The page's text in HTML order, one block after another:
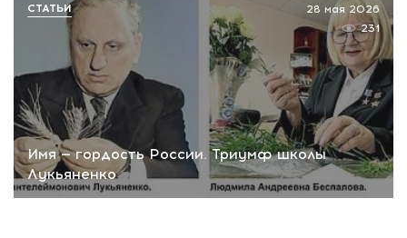
Имя — гордость России. Триумф школы
Лукьяненко
28 мая 2026
231
СТАТЬИ